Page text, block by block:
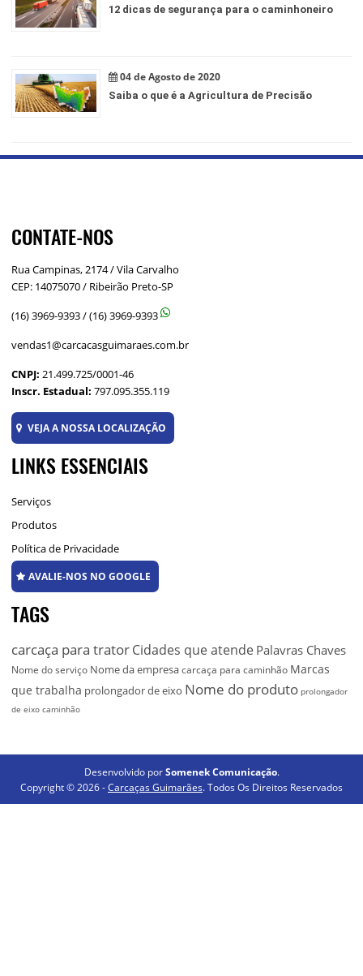
12 dicas de segurança para o caminhoneiro
04 de Agosto de 2020
Saiba o que é a Agricultura de Precisão
CONTATE-NOS
Rua Campinas, 2174 / Vila Carvalho
CEP: 14075070 / Ribeirão Preto-SP
(16) 3969-9393/(16) 3969-9393
vendas1@carcacasguimaraes.com.br
CNPJ:21.499.725/0001-46
Inscr. Estadual:797.095.355.119
VEJA A NOSSA LOCALIZAÇÃO
LINKS ESSENCIAIS
Serviços
Produtos
Política de Privacidade
AVALIE-NOS NO GOOGLE
TAGS
carcaça para tratorCidades que atende Palavras Chaves
Nome do serviço Nome da empresacarcaça para caminhão Marcas
que trabalha prolongador de eixo Nome do produto prolongador
de eixo caminhão
Desenvolvido porSomenek Comunicação.
Copyright © 2026 -Carcaças Guimarães. Todos Os Direitos Reservados